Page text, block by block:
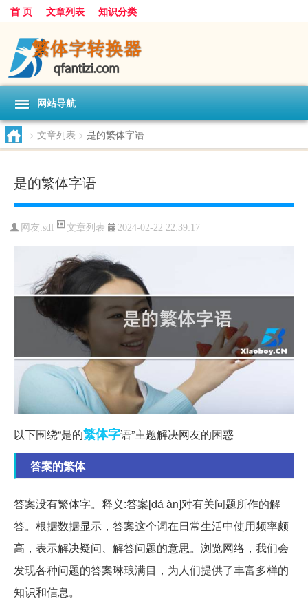
首 页 文章列表 知识分类
网站导航
> 文章列表 > 是的繁体字语
是的繁体字语
网友:sdf 文章列表 2024-02-22 22:39:17
以下围绕“是的繁体字语”主题解决网友的困惑
答案的繁体
答案没有繁体字。释义:答案[dá àn]对有关问题所作的解
答。根据数据显示，答案这个词在日常生活中使用频率颇
高，表示解决疑问、解答问题的意思。浏览网络，我们会
发现各种问题的答案琳琅满目，为人们提供了丰富多样的
知识和信息。